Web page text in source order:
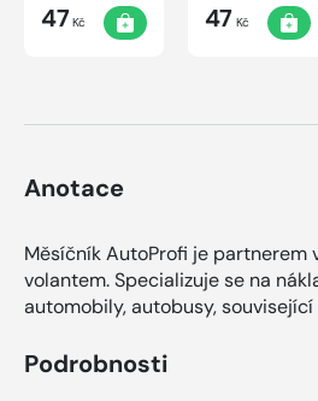
47 Kč 47 Kč
Anotace
Měsíčník AutoProfi je partnerem
volantem. Specializuje se na
automobily, autobusy,
Podrobnosti